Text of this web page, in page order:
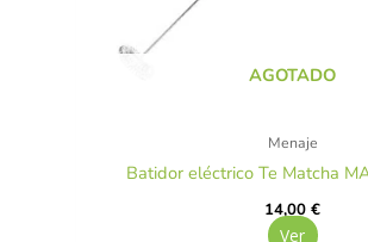
AGOTADO
Menaje
Batidor eléctrico Te Matcha
14,00€
Ver